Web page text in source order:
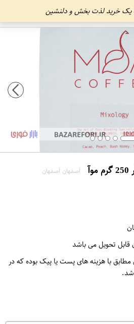
یک خرید لذت بخش و دلنشین
اصفهان اصفهان
قابل تحویل می باشد
مطابق با هزینه های پست یا پیک بوده که در
شد.